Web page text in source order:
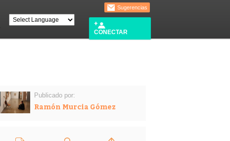
Sugerencias
CONECTAR
Publicado por:
Ramón Murcia Gómez